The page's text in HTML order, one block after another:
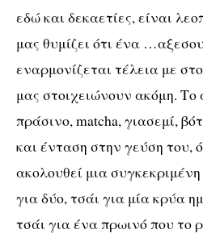
εδώ και δεκαετίες, είναι
μας θυμίζει ότι ένα
εναρμονίζεται τέλεια με
μας στοιχειώνουν ακόμη.
πράσινο,matcha, γιασεμί,
και ένταση στην γεύση του,
ακολουθεί μια
για δύο, τσάι για μία κρύα
τσάι για ένα πρωινό που το